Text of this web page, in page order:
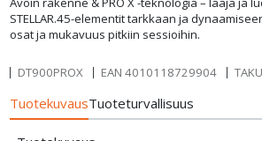
STELLAR.45-elementit tarkkaan ja
osat ja mukavuus pitkiin sessioihin.
DT900PROX EAN 4010118729904
TuotekuvausTuoteturvallisuus